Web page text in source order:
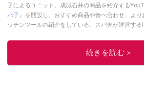
子によるユニット。成城石井の商品を紹介する
パ子』を開設し、おすすめ商品や食べ合わせ、よ
ッチンツールの紹介をしている。スパ夫が運営す
ィープな魅力を発信している。
続きを読む＞